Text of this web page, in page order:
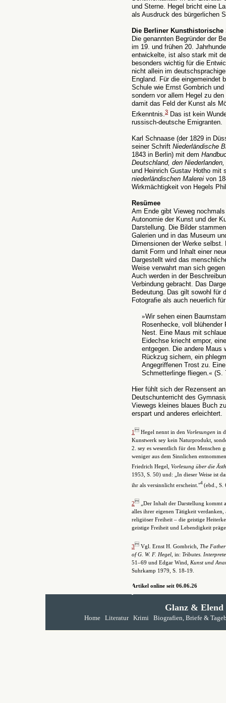
und Sterne. Hegel bricht eine
als Ausdruck des bürgerlichen
Die Berliner Kunsthistorische
Die genannten Begründer der
im 19. und frühen 20.
entwickelte, ist also stark mit
besonders wichtig für die
nicht allein im
England. Für die eingemeindet
Schule wie Ernst Gombrich
sondern vor allem Hegel zu
damit das Feld der Kunst als
Erkenntnis. 3 Das ist kein
russisch-deutsche Emigranten.
Karl Schnaase (der 1829 in
seiner Schrift Niederländische
1843 in Berlin) mit dem
Deutschland, den
und Heinrich Gustav Hotho mit
niederländischen Malerei von
Wirkmächtigkeit von Hegels
Resümee
Am Ende gibt Vieweg
Autonomie der Kunst und der
Darstellung. Die Bilder
Galerien und in das Museum
Dimensionen der Werke
damit Form und Inhalt einer
Dargestellt wird das
Weise verwahrt man sich
Auch werden in der
Verbindung gebracht. Das
Bedeutung. Das gilt sowohl für
Fotografie als auch neuerlich
»Wir sehen einen
Rosenhecke, voll
Nest. Eine Maus mit
Eidechse kriecht empor,
entgegen. Die andere Maus
Rückzug sichern, ein
Angegriffenen Trost zu.
Schmetterlinge fliegen. « (S.
Hier fühlt sich der Rezensent
Deutschunterricht des
Viewegs kleines blaues Buch
erspart und anderes erleichtert.
1  Hegel nennt in den Vorlesungen in
Kunstwerk sey kein Naturprodukt,
2. sey es wesentlich für den Menschen
weniger aus dem Sinnlichen
Friedrich Hegel, Vorlesung über die
1953, S. 50) und: „In dieser Weise ist
ihr als versinnlicht erscheint."4 (ebd., S.
2
„Der Inhalt der Darstellung kommt
alles ihrer eigenen Tätigkeit
religiöser Freiheit – die geistige
geistige Freiheit und Lebendigkeit
3 Vgl. Ernst H. Gombrich, The
of G. W. F. Hegel , in: Tributes.
51–69 und Edgar Wind, Kunst und
Suhrkamp 1979, S. 18-19.
Artikel online seit 06.06.26
Glanz & Elend
Home Literatur Krimi Biografien, Briefe &